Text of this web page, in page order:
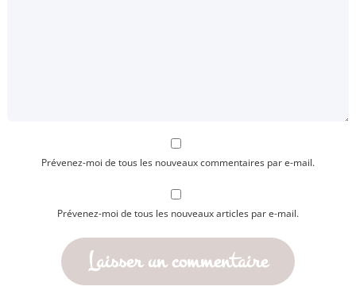
Prévenez-moi de tous les nouveaux commentaires par e-mail.
Prévenez-moi de tous les nouveaux articles par e-mail.